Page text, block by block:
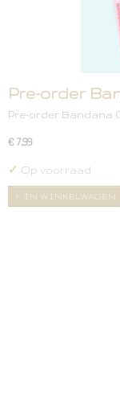
Pre-order
Pre-order Bandana
€ 7,99
✓ Op voorraad
IN WINKELWAGEN